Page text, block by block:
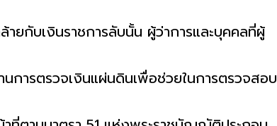
ยกับเงินราชการลับนั้น ผู้ว่าการและบุคคลที่ผู้
การตรวจเงินแผ่นดินเพื่อช่วยในการตรวจสอบ